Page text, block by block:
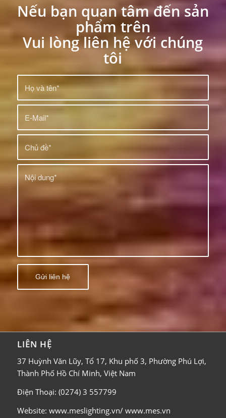
Nếu bạn quan tâm đến sản
phẩm trên
Vui lòng liên hệ với chúng
tôi
LIÊN HỆ
37 Huỳnh Văn Lũy, Tổ 17, Khu phố 3, Phường Phú Lợi,
Thành Phố Hồ Chí Minh, Việt Nam
Điện Thoại: (0274) 3 557799
Website: www.meslighting.vn/ www.mes.vn